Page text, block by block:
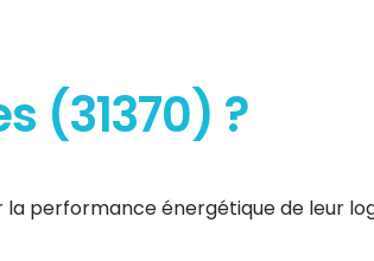
(31370) ?
la performance énergétique de leur